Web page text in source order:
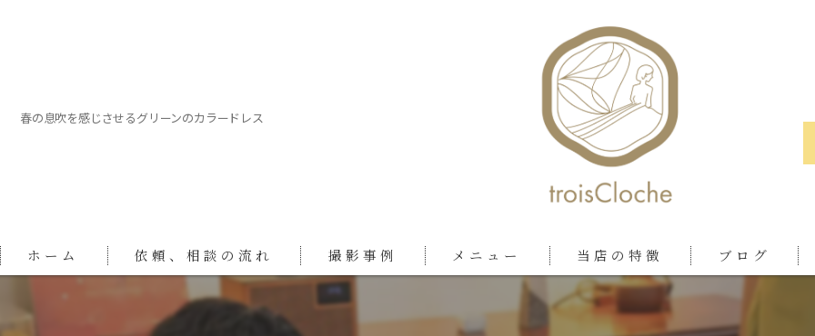
春の息吹を感じさせるグリーンのカラードレス
ホーム 依頼、相談の流れ 撮影事例 メニュー 当店の特徴
ロケ
ブログ